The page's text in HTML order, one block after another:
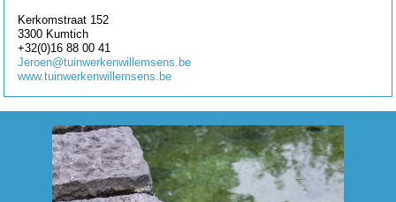
Kerkomstraat 152
3300 Kumtich
+32(0)16 88 00 41
Jeroen@tuinwerkenwillemsens.be
www.tuinwerkenwillemsens.be